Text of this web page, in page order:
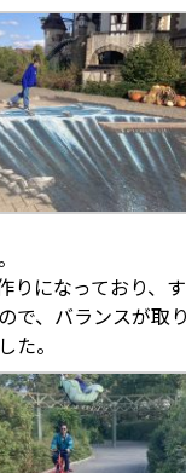
りになっており、
で、バランスが取
た。